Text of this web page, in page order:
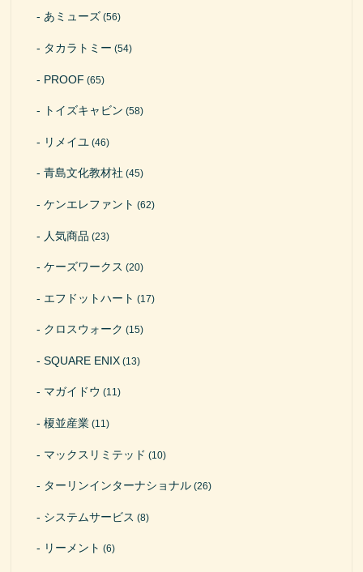
あミューズ (56)
タカラトミー (54)
PROOF (65)
トイズキャビン (58)
リメイユ (46)
青島文化教材社 (45)
ケンエレファント (62)
人気商品 (23)
ケーズワークス (20)
エフドットハート (17)
クロスウォーク (15)
SQUARE ENIX (13)
マガイドウ (11)
榎並産業 (11)
マックスリミテッド (10)
ターリンインターナショナル (26)
システムサービス (8)
リーメント (6)